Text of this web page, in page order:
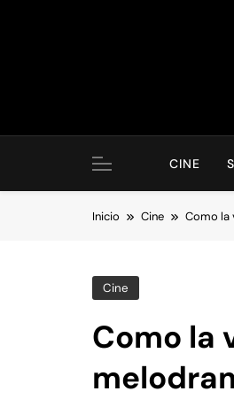
CINE
Inicio Cine Como la
Cine
Como la